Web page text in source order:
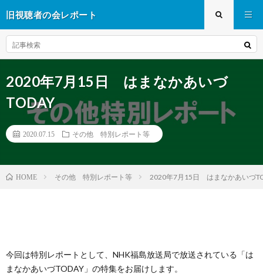
旧視聴者の会レポート
2020年7月15日 はまなかあいづ
TODAY
2020.07.15 その他 特別レポート等
HOME その他 特別レポート等 2020年7月15日 はまなかあいづ
今回は特別レポートとして、NHK福島放送局で放送されている「は
まなかあいづTODAY」の特集をお届けします。